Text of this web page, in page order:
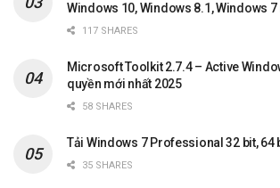
Windows 10, Windows 8.1, Windows 7
117 SHARES
Microsoft Toolkit 2.7.4 – Active
quyền mới nhất 2025
58 SHARES
Tải Windows 7 Professional 32 bit, 64
35 SHARES